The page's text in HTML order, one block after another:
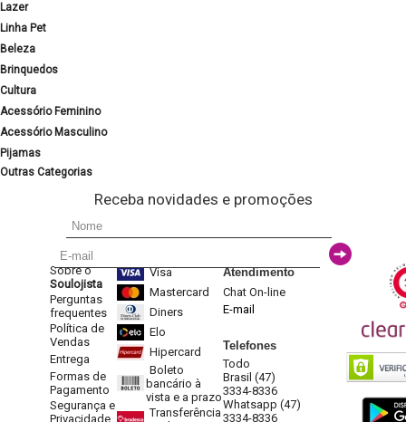
Lazer
Linha Pet
Beleza
Brinquedos
Cultura
Acessório Feminino
Acessório Masculino
Pijamas
Outras Categorias
Receba novidades e promoções
Sobre o
Soulojista
Perguntas
frequentes
Política de
Vendas
Entrega
Formas de
Pagamento
Segurança e
Privacidade
Visa
Mastercard
Diners
Elo
Hipercard
Boleto
bancário à
vista e a prazo
Transferência
Atendimento
Chat On-line
E-mail
Telefones
Todo
Brasil (47)
3334-8336
Whatsapp (47)
3334-8336